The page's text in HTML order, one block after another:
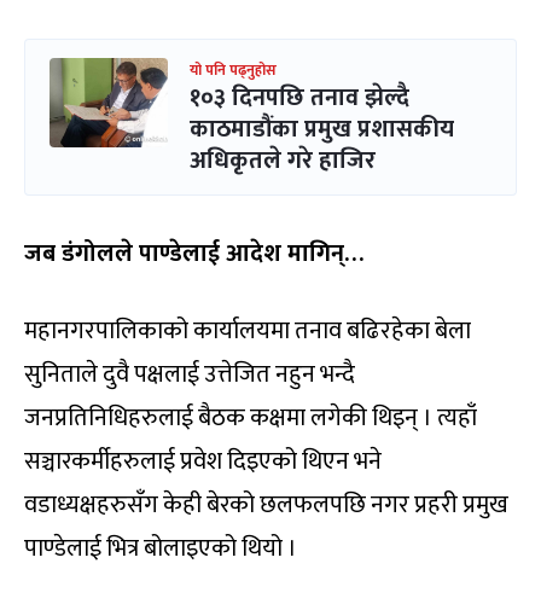
यो पनि पढ्नुहोस
१०३ दिनपछि तनाव झेल्दै
काठमाडौंका प्रमुख प्रशासकीय
अधिकृतले गरे हाजिर
जब डंगोलले पाण्डेलाई आदेश मागिन्…
महानगरपालिकाको कार्यालयमा तनाव बढिरहेका बेला
सुनिताले दुवै पक्षलाई उत्तेजित नहुन भन्दै
जनप्रतिनिधिहरुलाई बैठक कक्षमा लगेकी थिइन् । त्यहाँ
सञ्चारकर्मीहरुलाई प्रवेश दिइएको थिएन भने
वडाध्यक्षहरुसँग केही बेरको छलफलपछि नगर प्रहरी प्रमुख
पाण्डेलाई भित्र बोलाइएको थियो ।